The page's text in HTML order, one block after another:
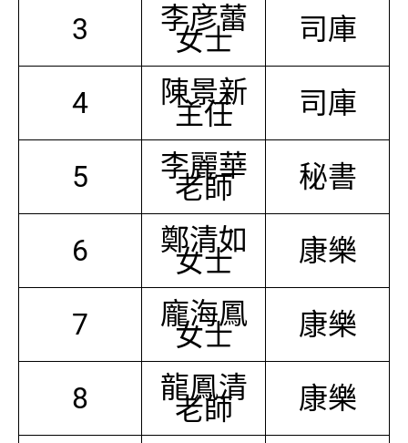
3 李彦蕾
女士 司庫
4 陳景新
主任 司庫
5 李麗華
老師 秘書
6 鄭清如
女士 康樂
7 龐海鳳
女士 康樂
8 龍鳳清
老師 康樂